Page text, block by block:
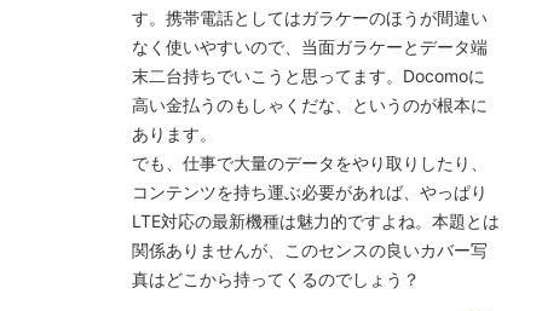
す。携帯電話としてはガラケーのほうが間違い
なく使いやすいので、当面ガラケーとデータ端
末二台持ちでいこうと思ってます。Docomoに
高い金払うのもしゃくだな、というのが根本に
あります。
でも、仕事で大量のデータをやり取りしたり、
コンテンツを持ち運ぶ必要があれば、やっぱり
LTE対応の最新機種は魅力的ですよね。本題とは
関係ありませんが、このセンスの良いカバー写
真はどこから持ってくるのでしょう？